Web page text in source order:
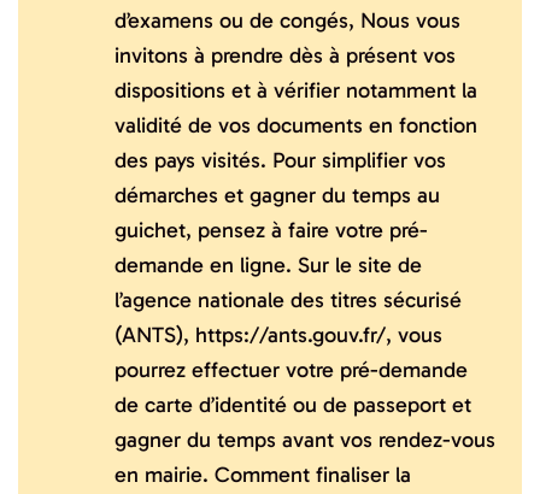
d’examens ou de congés, Nous vous
invitons à prendre dès à présent vos
dispositions et à vérifier notamment la
validité de vos documents en fonction
des pays visités. Pour simplifier vos
démarches et gagner du temps au
guichet, pensez à faire votre pré-
demande en ligne. Sur le site de
l’agence nationale des titres sécurisé
(ANTS), https://ants.gouv.fr/, vous
pourrez effectuer votre pré-demande
de carte d’identité ou de passeport et
gagner du temps avant vos rendez-vous
en mairie. Comment finaliser la